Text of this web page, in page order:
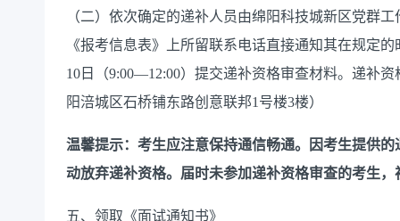
（二）依次确定的递补人员由绵阳科技城新区党群
《报考信息表》上所留联系电话直接通知其在规定
10日（9:00—12:00）提交递补资格审查材料。递补资
阳涪城区石桥铺东路创意联邦1号楼3楼）
温馨提示：考生应注意保持通信畅通。因考生提供
动放弃递补资格。届时未参加递补资格审查的考生，
五、领取《面试通知书》